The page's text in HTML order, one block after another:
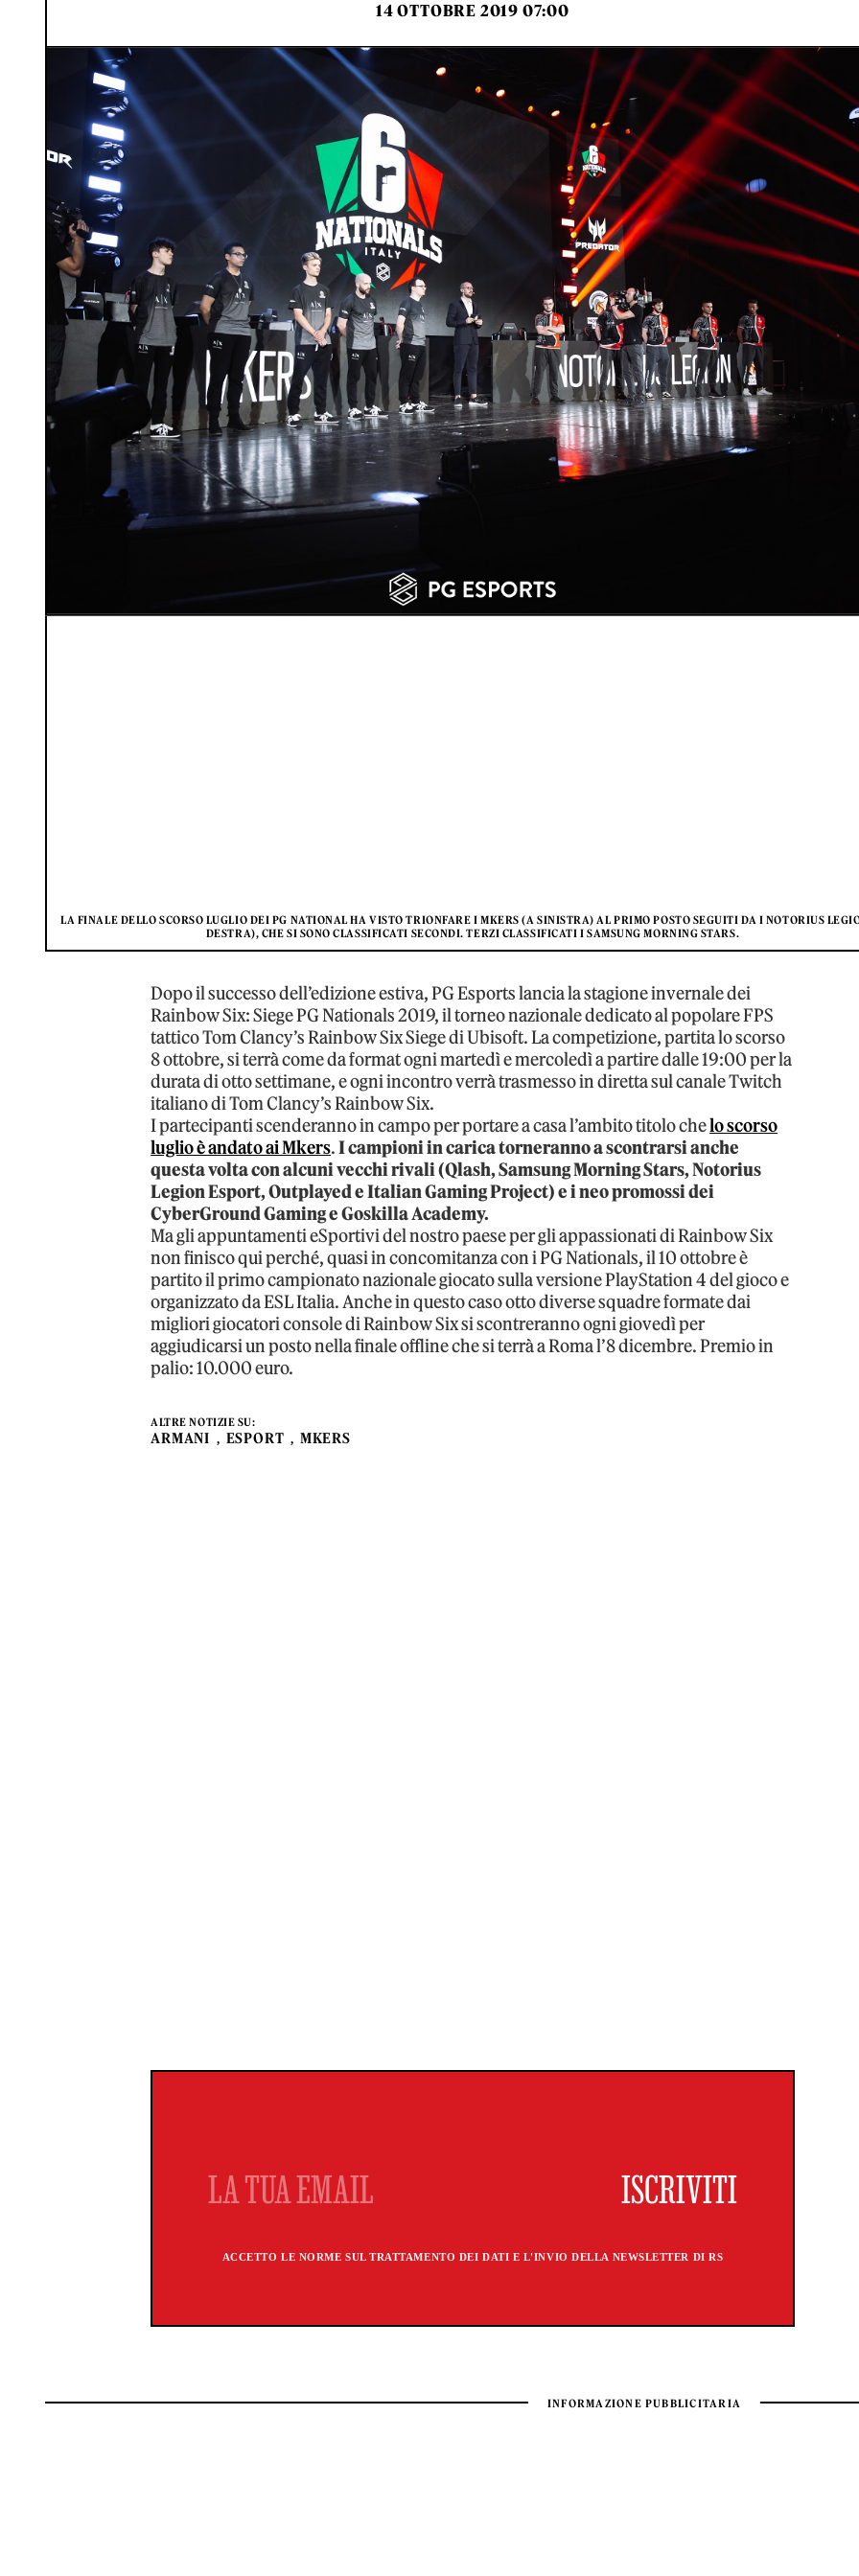
14 OTTOBRE 2019 07:00
LA FINALE DELLO SCORSO LUGLIO DEI PG NATIONAL HA VISTO TRIONFARE I MKERS (A SINISTRA) AL PRIMO POSTO SEGUITI DA I NOTORIUS
DESTRA), CHE SI SONO CLASSIFICATI SECONDI. TERZI CLASSIFICATI I SAMSUNG MORNING STARS.
Dopo il successo dell’edizione estiva, PG Esports lancia la stagione invernale dei
Rainbow Six: Siege PG Nationals 2019, il torneo nazionale dedicato al popolare FPS
tattico Tom Clancy’s Rainbow Six Siege di Ubisoft. La competizione, partita lo scorso
8 ottobre, si terrà come da format ogni martedì e mercoledì a partire dalle 19:00 per la
durata di otto settimane, e ogni incontro verrà trasmesso in diretta sul canale Twitch
italiano di Tom Clancy’s Rainbow Six.
I partecipanti scenderanno in campo per portare a casa l’ambito titolo chelo scorso
luglio è andato ai Mkers.I campioni in carica torneranno a scontrarsi anche
questa volta con alcuni vecchi rivali (Qlash, Samsung Morning Stars, Notorius
Legion Esport, Outplayed e Italian Gaming Project) e i neo promossi dei
CyberGround Gaming e Goskilla Academy.
Ma gli appuntamenti eSportivi del nostro paese per gli appassionati di Rainbow Six
non finisco qui perché, quasi in concomitanza con i PG Nationals, il 10 ottobre è
partito il primo campionato nazionale giocato sulla versione PlayStation 4 del gioco e
organizzato da ESL Italia. Anche in questo caso otto diverse squadre formate dai
migliori giocatori console di Rainbow Six si scontreranno ogni giovedì per
aggiudicarsi un posto nella finale offline che si terrà a Roma l’8 dicembre. Premio in
palio: 10.000 euro.
ALTRE NOTIZIE SU:
ARMANI ESPORT MKERS
ACCETTO LE NORME SUL TRATTAMENTO DEI DATI E L'INVIO DELLA NEWSLETTER DI RS